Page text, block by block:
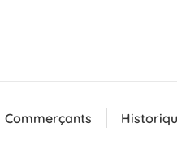
Commerçants